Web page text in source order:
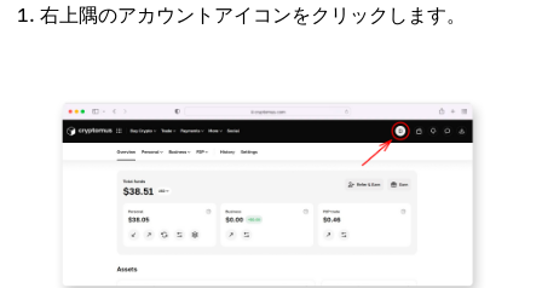
右上隅のアカウントアイコンをクリックします。